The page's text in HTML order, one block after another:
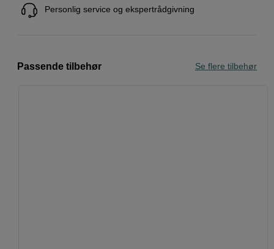
Personlig service og ekspertrådgivning
Passende tilbehør Se flere tilbehør